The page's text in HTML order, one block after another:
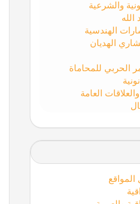
والشرعية
الهندسية
الهديان
الحربي للمحاماة
العامة
المواقع